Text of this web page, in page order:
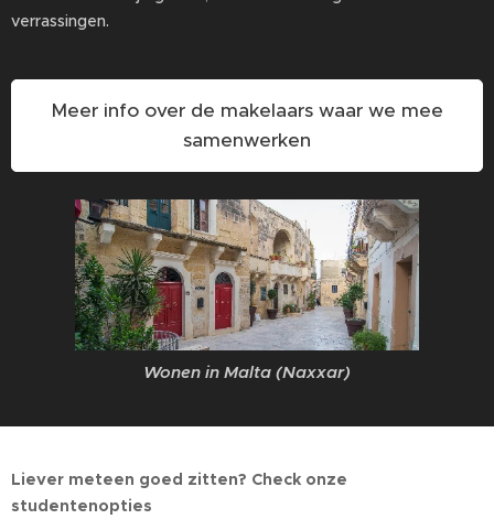
verrassingen.
Meer info over de makelaars waar we mee
samenwerken
Wonen in Malta (Naxxar)
Liever meteen goed zitten? Check onze
studentenopties